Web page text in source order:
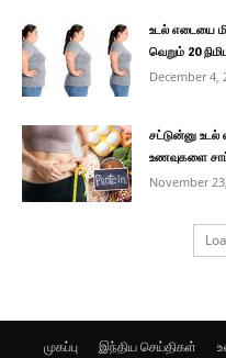
உடல் எடையை
வெறும் 20
December 4,
சட்டுன்னு
உணவுகளை
November
முகப்பு இந்திய செய்திகள்